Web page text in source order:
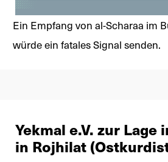
Ein Empfang von al-Scharaa im
würde ein fatales Signal senden.
Yekmal e.V. zur Lage
in Rojhilat